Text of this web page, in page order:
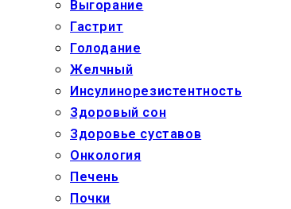
Выгорание
Гастрит
Голодание
Желчный
Инсулинорезистентность
Здоровый сон
Здоровье суставов
Онкология
Печень
Почки